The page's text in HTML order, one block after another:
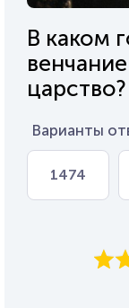
В каком
царство?
Варианты
1474